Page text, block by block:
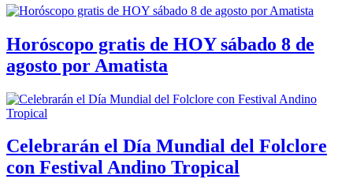
Horóscopo gratis de HOY sábado 8 de
agosto por Amatista
Celebrarán el Día Mundial del Folclore
con Festival Andino Tropical